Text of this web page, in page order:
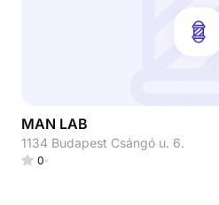
MAN LAB
1134 Budapest Csángó u. 6.
0